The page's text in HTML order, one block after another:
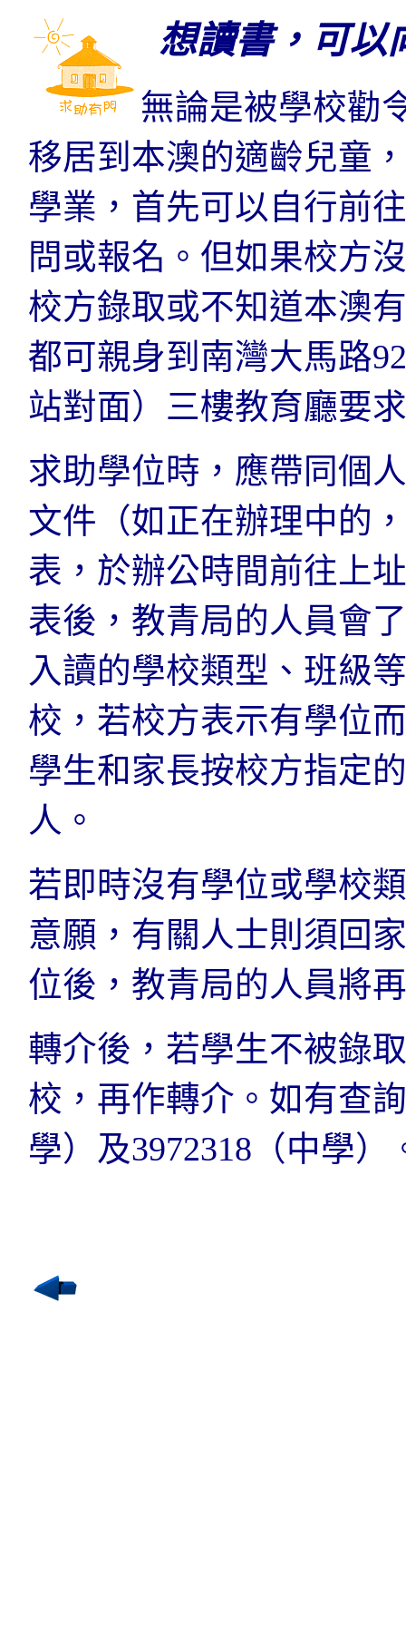
想讀書，可以
無論是被學校勸
移居到本澳的適齡兒童
學業，首先可以自行前
問或報名。但如果校方
校方錄取或不知道本澳
都可親身到南灣大馬路
站對面）三樓教育廳要
求助學位時，應帶同個
文件（如正在辦理中的
表，於辦公時間前往上
表後，教青局的人員會
入讀的學校類型、班級
校，若校方表示有學位
學生和家長按校方指定
人。
若即時沒有學位或學校
意願，有關人士則須回
位後，教青局的人員將
轉介後，若學生不被錄
校，再作轉介。如有查
學）及3972318（中學）